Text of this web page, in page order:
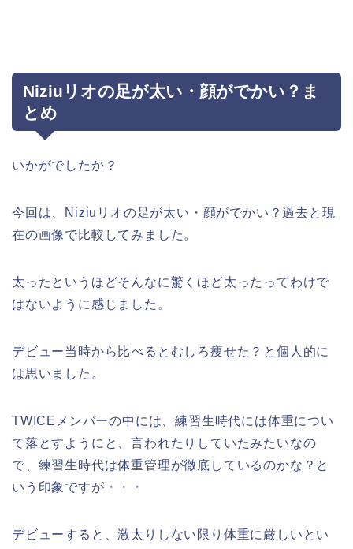
Niziuリオの足が太い・顔がでかい？ま
とめ
いかがでしたか？
今回は、Niziuリオの足が太い・顔がでかい？過去と現
在の画像で比較してみました。
太ったというほどそんなに驚くほど太ったってわけで
はないように感じました。
デビュー当時から比べるとむしろ痩せた？と個人的に
は思いました。
TWICEメンバーの中には、練習生時代には体重につい
て落とすようにと、言われたりしていたみたいなの
で、練習生時代は体重管理が徹底しているのかな？と
いう印象ですが・・・
デビューすると、激太りしない限り体重に厳しいとい